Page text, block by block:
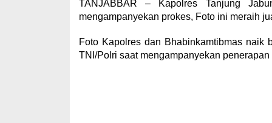
TANJABBAR – Kapolres Tanjung
mengampanyekan prokes, Foto ini meraih
Foto Kapolres dan Bhabinkamtibmas
TNI/Polri saat mengampanyekan